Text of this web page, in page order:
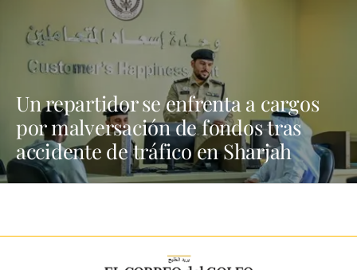
Un repartidor se enfrenta a cargos
por malversación de fondos tras
accidente de tráfico en Sharjah